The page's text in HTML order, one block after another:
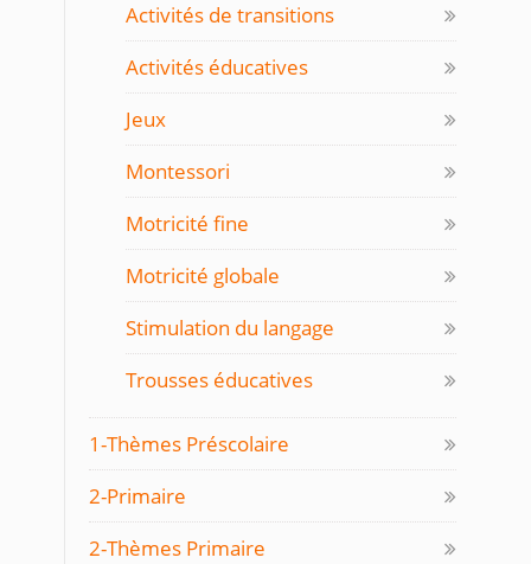
Activités de transitions
Activités éducatives
Jeux
Montessori
Motricité fine
Motricité globale
Stimulation du langage
Trousses éducatives
1-Thèmes Préscolaire
2-Primaire
2-Thèmes Primaire